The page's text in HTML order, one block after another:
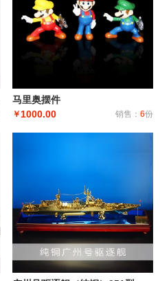
马里奥摆件
￥ 1000.00 销售： 6份